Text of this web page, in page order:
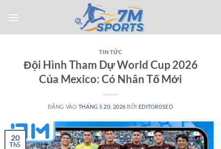
qua
TIN TỨC
Đội Hình Tham Dự World Cup 2026
Của Mexico: Có Nhân Tố Mới
ĐĂNG VÀO THÁNG 5 20, 2026 BỞI EDITOR0SEO
20
Th5